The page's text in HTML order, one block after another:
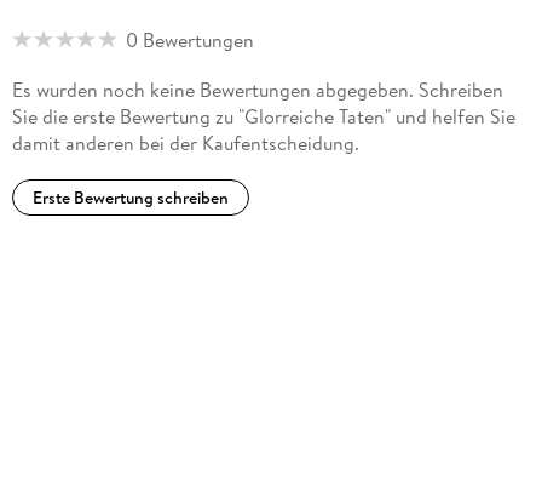
übersetzte unter anderem Sheila Heti, Nell Zink, Jack Kerouac
0 Bewertungen
Es wurden noch keine Bewertungen abgegeben. Schreiben
Sie die erste Bewertung zu "Glorreiche Taten" und helfen Sie
damit anderen bei der Kaufentscheidung.
Erste Bewertung schreiben